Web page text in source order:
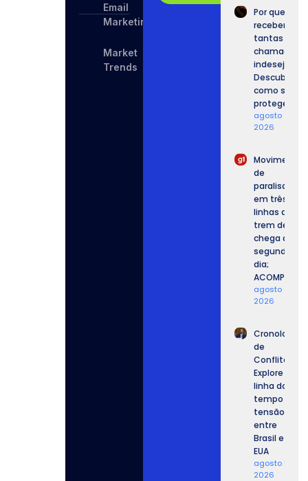
Email
Marketing
Market
Trends
Por que
recebemos
tantas
chamadas
Descubra
como se
proteger.
agosto 6,
2026
Movimento
de
paralisação
em três
linhas de
trem de SP
chega ao
segundo
dia;
ACOMPANHE.
agosto 6,
2026
Cronologia
de
Conflitos:
Explore a
linha do
tempo da
tensão
entre
Brasil e
EUA
agosto 5,
2026